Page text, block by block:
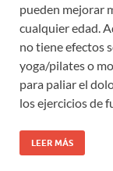
pueden mejorar
cualquier edad.
no tiene efectos
yoga/pilates o
para paliar el
los ejercicios de
LEER MÁS